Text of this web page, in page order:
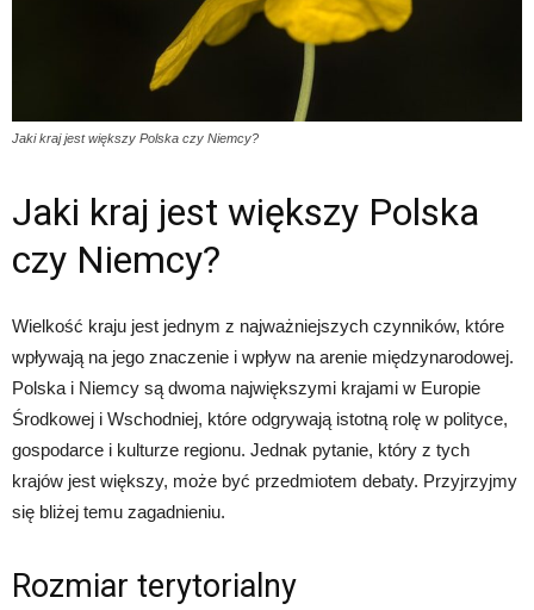
Jaki kraj jest większy Polska czy Niemcy?
Jaki kraj jest większy Polska
czy Niemcy?
Wielkość kraju jest jednym z najważniejszych czynników, które
wpływają na jego znaczenie i wpływ na arenie międzynarodowej.
Polska i Niemcy są dwoma największymi krajami w Europie
Środkowej i Wschodniej, które odgrywają istotną rolę w polityce,
gospodarce i kulturze regionu. Jednak pytanie, który z tych
krajów jest większy, może być przedmiotem debaty. Przyjrzyjmy
się bliżej temu zagadnieniu.
Rozmiar terytorialny